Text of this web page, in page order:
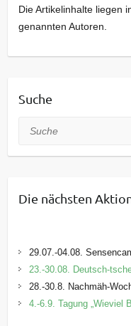
Die Artikelinhalte liegen
genannten Autoren.
Suche
Suche
Die nächsten
29.07.-04.08.
23.-30.08. Deutsch-
28.-30.8. Nachmäh-
4.-6.9. Tagung „Wieviel